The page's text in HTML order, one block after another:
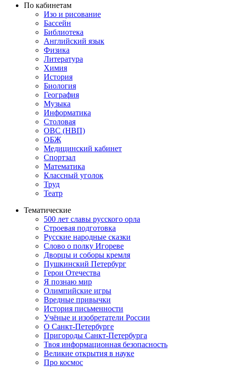
По кабинетам
Изо и рисование
Бассейн
Библиотека
Английский язык
Физика
Литература
Химия
История
Биология
География
Музыка
Информатика
Столовая
ОВС (НВП)
ОБЖ
Медицинский кабинет
Спортзал
Математика
Классный уголок
Труд
Театр
Тематические
500 лет славы русского орла
Строевая подготовка
Русские народные сказки
Слово о полку Игореве
Дворцы и соборы кремля
Пушкинский Петербург
Герои Отечества
Я познаю мир
Олимпийские игры
Вредные привычки
История письменности
Учёные и изобретатели России
О Санкт-Петербурге
Пригороды Санкт-Петербурга
Твоя информационная безопасность
Великие открытия в науке
Про космос